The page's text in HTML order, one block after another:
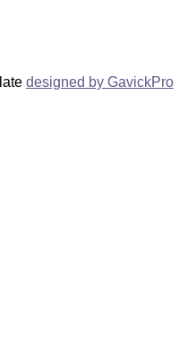
designed by GavickPro